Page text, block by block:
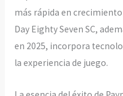
más rápida en
Day Eighty Seven SC,
en 2025, incorpora
la experiencia de juego.